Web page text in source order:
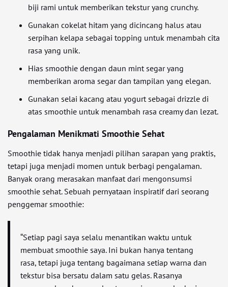
biji rami untuk memberikan tekstur yang crunchy.
Gunakan cokelat hitam yang dicincang halus atau
serpihan kelapa sebagai topping untuk menambah cita
rasa yang unik.
Hias smoothie dengan daun mint segar yang
memberikan aroma segar dan tampilan yang elegan.
Gunakan selai kacang atau yogurt sebagai drizzle di
atas smoothie untuk menambah rasa creamy dan lezat.
Pengalaman Menikmati Smoothie Sehat
Smoothie tidak hanya menjadi pilihan sarapan yang praktis,
tetapi juga menjadi momen untuk berbagi pengalaman.
Banyak orang merasakan manfaat dari mengonsumsi
smoothie sehat. Sebuah pernyataan inspiratif dari seorang
penggemar smoothie:
“Setiap pagi saya selalu menantikan waktu untuk
membuat smoothie saya. Ini bukan hanya tentang
rasa, tetapi juga tentang bagaimana setiap warna dan
tekstur bisa bersatu dalam satu gelas. Rasanya